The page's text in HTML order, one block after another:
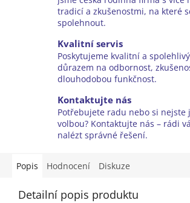
tradicí a zkušenostmi, na které
spolehnout.
Kvalitní servis
Poskytujeme kvalitní a
důrazem na odbornost,
dlouhodobou funkčnost.
Kontaktujte nás
Potřebujete radu nebo si nejste
volbou? Kontaktujte nás – rádi
nalézt správné řešení.
Popis Hodnocení Diskuze
Detailní popis produktu